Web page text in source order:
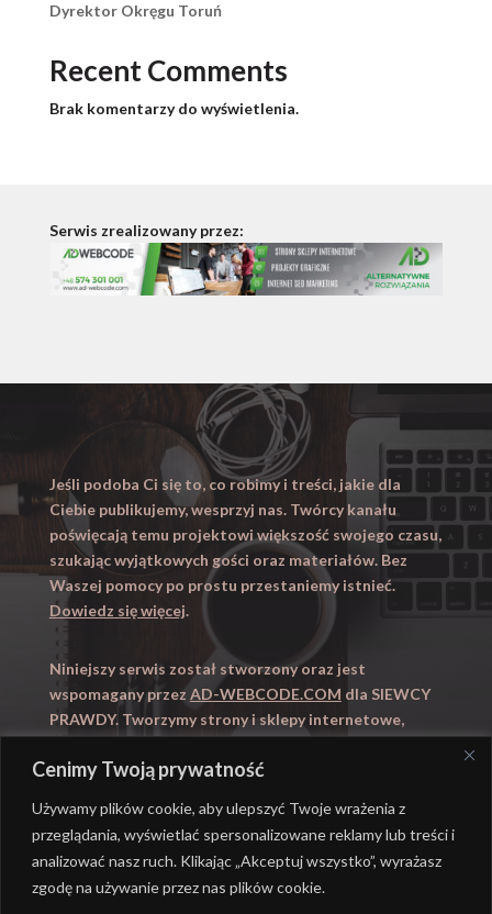
Cenimy Twoją prywatność
Używamy plików cookie, aby ulepszyć Twoje wrażenia z
przeglądania, wyświetlać spersonalizowane reklamy lub treści i
analizować nasz ruch. Klikając „Akceptuj wszystko”, wyrażasz
zgodę na używanie przez nas plików cookie.
Dyrektor Okręgu Toruń
Recent Comments
Brak komentarzy do wyświetlenia.
Serwis zrealizowany przez:
Jeśli podoba Ci się to, co robimy i treści, jakie dla
Ciebie publikujemy, wesprzyj nas. Twórcy kanału
poświęcają temu projektowi większość swojego czasu,
szukając wyjątkowych gości oraz materiałów. Bez
Waszej pomocy po prostu przestaniemy istnieć.
Dowiedz się więcej.
Niniejszy serwis został stworzony oraz jest
wspomagany przez AD-WEBCODE.COM dla SIEWCY
PRAWDY. Tworzymy strony i sklepy internetowe,
Zapraszamy takze naWYUCZENI.PL